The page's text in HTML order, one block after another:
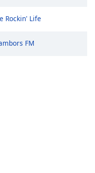
Rockin' Life
FM